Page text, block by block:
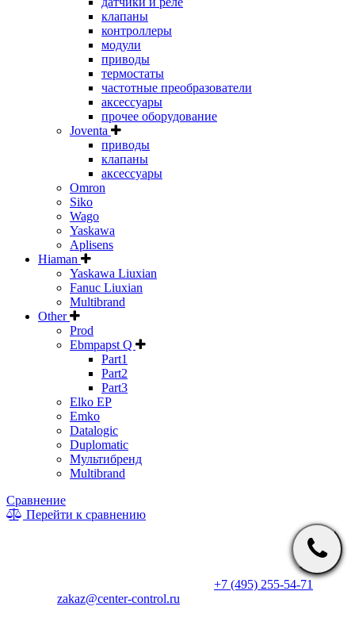
клапаны
контроллеры
модули
приводы
термостаты
частотные преобразователи
аксессуары
прочее оборудование
Joventa
приводы
клапаны
аксессуары
Omron
Siko
Wago
Yaskawa
Aplisens
Hiaman
Yaskawa Liuxian
Fanuc Liuxian
Multibrand
Other
Prod
Ebmpapst Q
Part1
Part2
Part3
Elko EP
Emko
Datalogic
Duplomatic
Мультибренд
Multibrand
Сравнение
Перейти к сравнению
* Информация на сайте не является публичной офертой. Цены
производителем в одностороннем порядке. Актуальную цену
+7 (495) 255-54-71
zakaz@center-control.ru